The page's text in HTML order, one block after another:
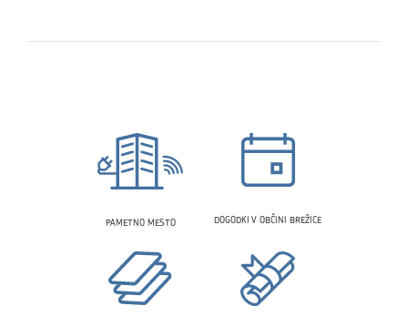
PAMETNO MESTO DOGODKI V OBČINI BREŽICE